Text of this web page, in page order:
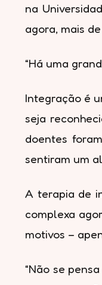
na
agora, mais
“Há uma
Integração é
seja
doentes
sentiram um
A terapia de
complexa
motivos –
“Não se